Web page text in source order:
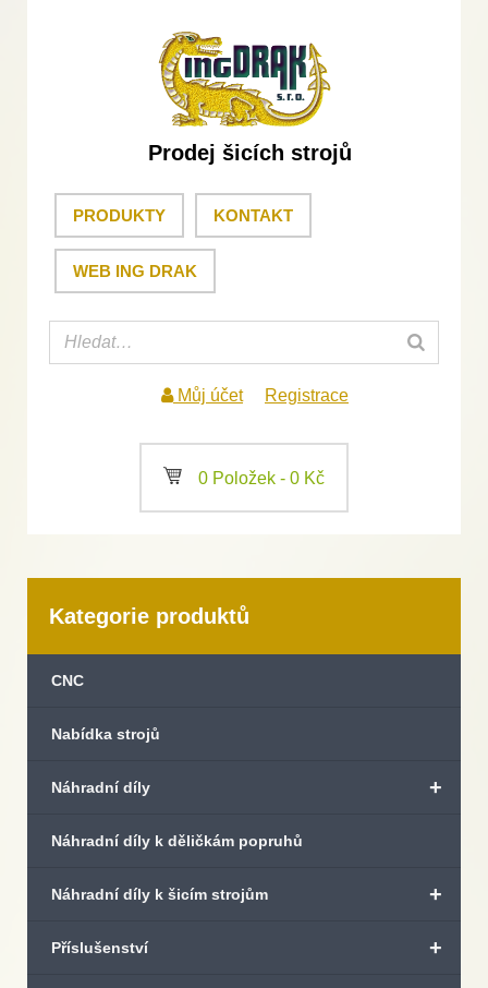
Prodej šicích strojů
PRODUKTY KONTAKT
WEB ING DRAK
Můj účet Registrace
a 0 Položek - 0 Kč
Kategorie produktů
CNC
Nabídka strojů
+
Náhradní díly
Náhradní díly k děličkám popruhů
+
Náhradní díly k šicím strojům
+
Příslušenství